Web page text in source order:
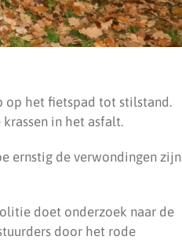
op het fietspad tot stilstand.
in het asfalt.
ernstig de verwondingen zijn
doet onderzoek naar de
door het rode